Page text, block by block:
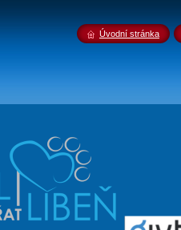
Úvodní stránka